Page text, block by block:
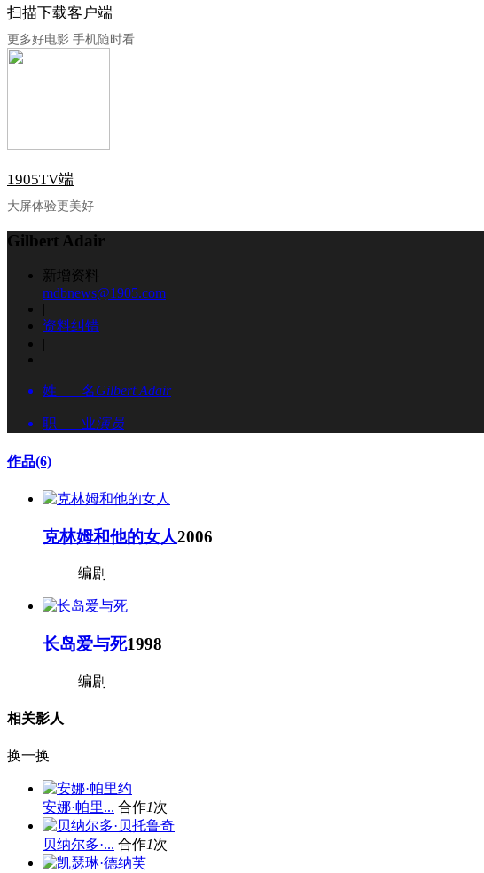
扫描下载客户端
更多好电影 手机随时看
1905TV端
大屏体验更美好
Gilbert Adair
新增资料
mdbnews@1905.com
|
资料纠错
|
姓 名Gilbert Adair
职 业演员
作品(6)
克林姆和他的女人2006
编剧
长岛爱与死1998
编剧
相关影人
换一换
安娜·帕里... 合作1次
贝纳尔多·... 合作1次